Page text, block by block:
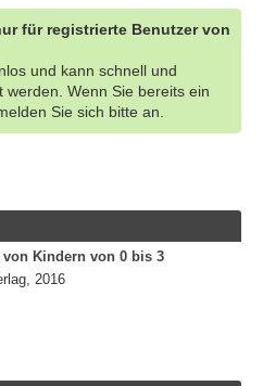
für registrierte Benutzer von
und kann schnell und
Wenn Sie bereits ein
Sie sich bitte an.
von Kindern von 0 bis 3
2016